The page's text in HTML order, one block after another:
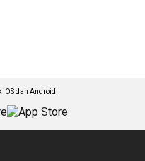
iOS dan Android